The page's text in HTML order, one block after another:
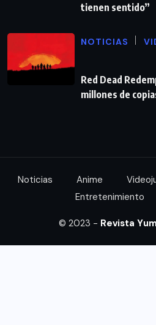
tienen sentido”
NOTICIAS
Red Dead
millones de
Noticias Anime
Entretenimiento
© 2023 - Revista